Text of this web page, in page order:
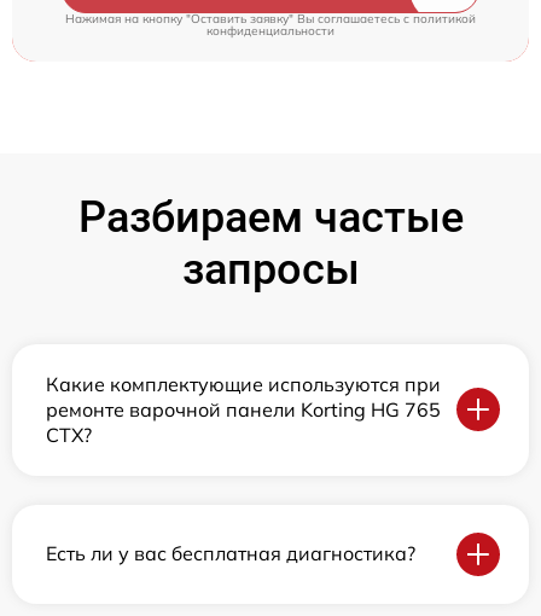
Нажимая на кнопку "Оставить заявку" Вы соглашаетесь cполитикой
конфиденциальности
Разбираем частые
запросы
Какие комплектующие используются при
ремонте варочной панели Korting HG 765
CTX?
Есть ли у вас бесплатная диагностика?